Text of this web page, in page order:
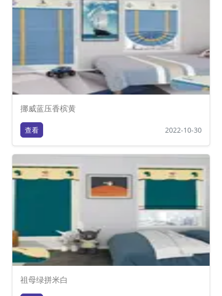
挪威蓝压香槟黄
查看 2022-10-30
祖母绿拼米白